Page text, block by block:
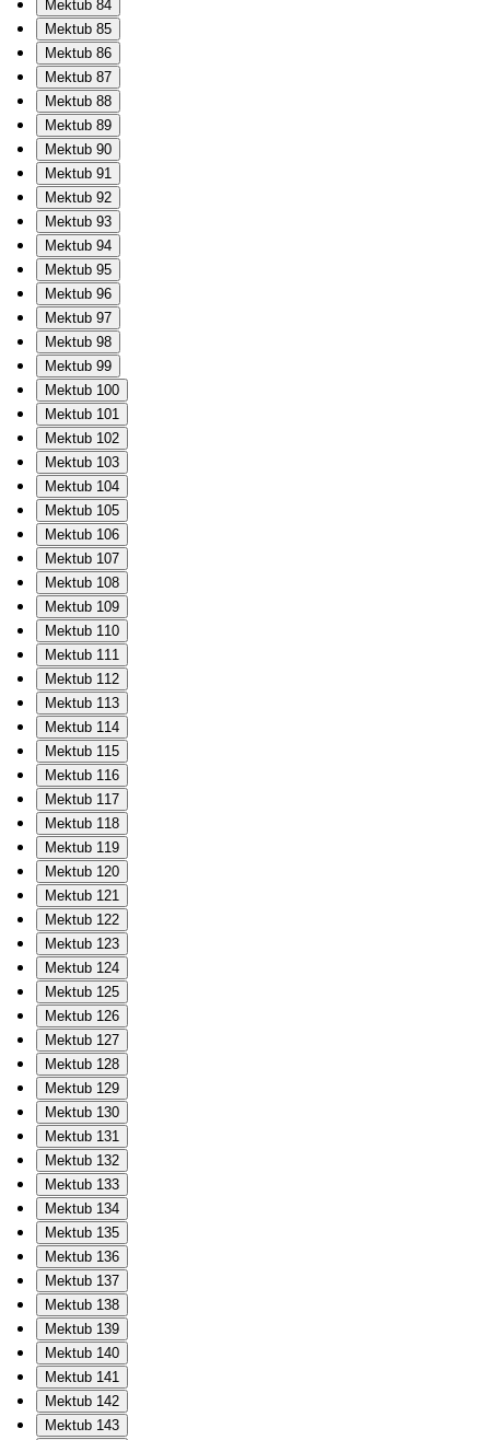
Mektub 84
Mektub 85
Mektub 86
Mektub 87
Mektub 88
Mektub 89
Mektub 90
Mektub 91
Mektub 92
Mektub 93
Mektub 94
Mektub 95
Mektub 96
Mektub 97
Mektub 98
Mektub 99
Mektub 100
Mektub 101
Mektub 102
Mektub 103
Mektub 104
Mektub 105
Mektub 106
Mektub 107
Mektub 108
Mektub 109
Mektub 110
Mektub 111
Mektub 112
Mektub 113
Mektub 114
Mektub 115
Mektub 116
Mektub 117
Mektub 118
Mektub 119
Mektub 120
Mektub 121
Mektub 122
Mektub 123
Mektub 124
Mektub 125
Mektub 126
Mektub 127
Mektub 128
Mektub 129
Mektub 130
Mektub 131
Mektub 132
Mektub 133
Mektub 134
Mektub 135
Mektub 136
Mektub 137
Mektub 138
Mektub 139
Mektub 140
Mektub 141
Mektub 142
Mektub 143